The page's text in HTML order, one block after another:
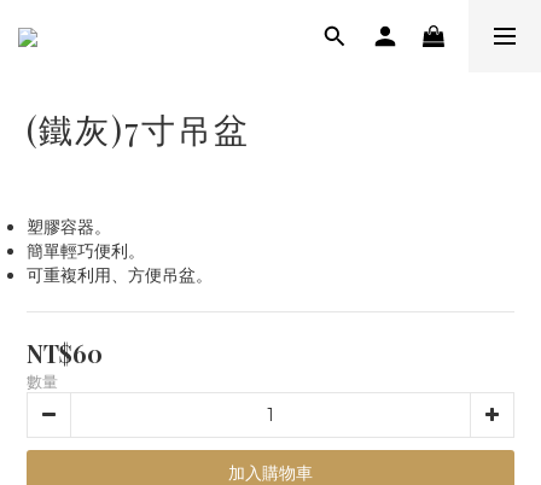
(鐵灰)7寸吊盆
塑膠容器。
簡單輕巧便利。
可重複利用、方便吊盆。
NT$60
數量
加入購物車